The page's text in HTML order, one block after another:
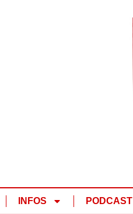
INFOS PODCAST